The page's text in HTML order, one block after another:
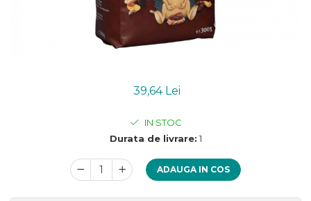
Condimente si supe bio
Dulceata si creme bio
Compoturi bio
Creme bio din nuci si alune
39,64 Lei
IN STOC
Durata de livrare: 1
ADAUGA IN COS